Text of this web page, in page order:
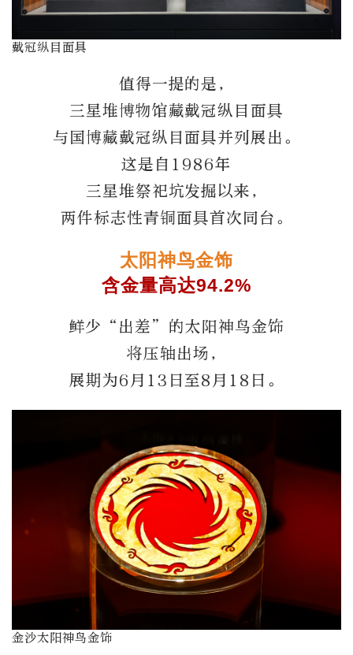
戴冠纵目面具
值得一提的是，
三星堆博物馆藏戴冠纵目面具
与国博藏戴冠纵目面具并列展出。
这是自1986年
三星堆祭祀坑发掘以来，
两件标志性青铜面具首次同台。
太阳神鸟金饰
含金量高达94.2%
鲜少“出差”的太阳神鸟金饰
将压轴出场，
展期为6月13日至8月18日。
金沙太阳神鸟金饰